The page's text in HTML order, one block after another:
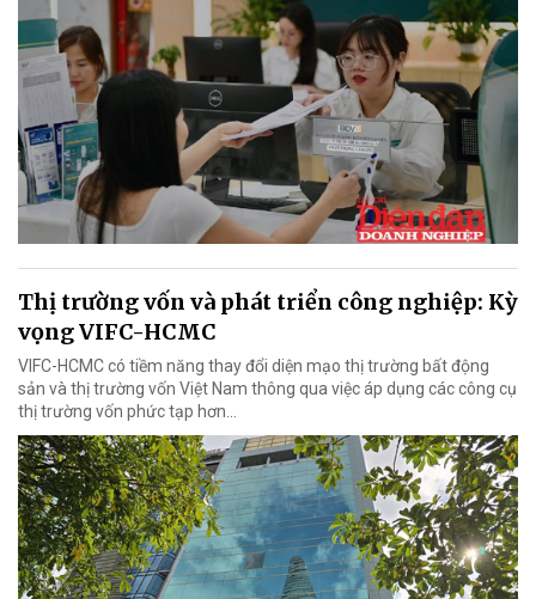
Thị trường vốn và phát triển công nghiệp: Kỳ
vọng VIFC-HCMC
VIFC-HCMC có tiềm năng thay đổi diện mạo thị trường bất động
sản và thị trường vốn Việt Nam thông qua việc áp dụng các công cụ
thị trường vốn phức tạp hơn...